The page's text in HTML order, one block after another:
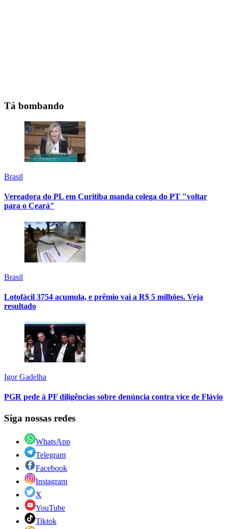
Tá bombando
Brasil
Vereadora do PL em Curitiba manda colega do PT "voltar
para o Ceará"
Brasil
Lotofácil 3754 acumula, e prêmio vai a R$ 5 milhões. Veja
resultado
Igor Gadelha
PGR pede à PF diligências sobre denúncia contra vice de Flávio
Siga nossas redes
WhatsApp
Telegram
Facebook
Instagram
X
YouTube
Tiktok